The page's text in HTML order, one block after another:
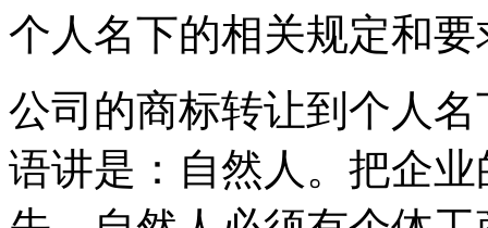
个人名下的相关规定和要
公司的商标转让到个人
语讲是：自然人。把企